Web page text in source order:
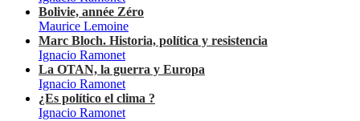
Bolivie, année Zéro
Maurice Lemoine
Marc Bloch. Historia, política y resistencia
Ignacio Ramonet
La OTAN, la guerra y Europa
Ignacio Ramonet
¿Es político el clima ?
Ignacio Ramonet